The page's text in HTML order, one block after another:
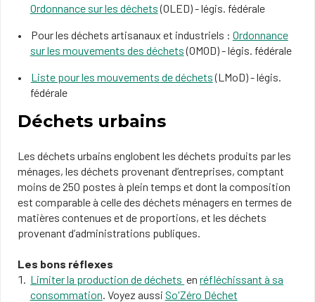
Ordonnance sur les déchets(OLED) - légis. fédérale
Pour les déchets artisanaux et industriels : Ordonnance
sur les mouvements des déchets(OMOD) - légis. fédérale
Liste pour les mouvements de déchets(LMoD) - légis.
fédérale
Déchets urbains
Les déchets urbains englobent les déchets produits par les
ménages, les déchets provenant d’entreprises, comptant
moins de 250 postes à plein temps et dont la composition
est comparable à celle des déchets ménagers en termes de
matières contenues et de proportions, et les déchets
provenant d’administrations publiques.
Les bons réflexes
Limiter la production de déchets enréfléchissant à sa
consommation. Voyez aussi So'Zéro Déchet